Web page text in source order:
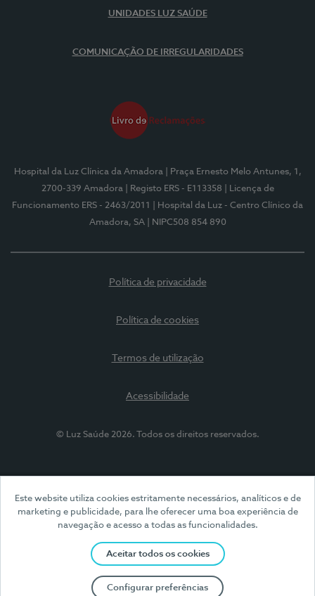
Este website utiliza cookies estritamente necessários, analíticos e de
marketing e publicidade, para lhe oferecer uma boa experiência de
navegação e acesso a todas as funcionalidades.
Aceitar todos os cookies
Configurar preferências
UNIDADES LUZ SAÚDE
COMUNICAÇÃO DE IRREGULARIDADES
Hospital da Luz Clínica da Amadora
| Praça Ernesto Melo Antunes, 1,
2700-339 Amadora
| Registo ERS - E113358
| Licença de
Funcionamento ERS - 2463/2011
| Hospital da Luz - Centro Clínico da
Amadora, SA
| NIPC508 854 890
Política de privacidade
Política de cookies
Termos de utilização
Acessibilidade
© Luz Saúde 2026. Todos os direitos reservados.